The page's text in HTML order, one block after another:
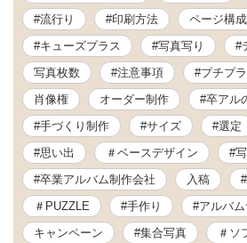
#流行り
#印刷方法
ページ構成
#キューズプラス
#写真写り #
写真枚数
#注意事項 #プチプラ
肖像権
オーダー制作
#卒アル
#手づくり制作
#サイズ #選定
#思い出
＃ベースデザイン
#
#卒業アルバム制作会社
入稿
＃PUZZLE
#手作り
#アルバ
キャンペーン
#集合写真
＃ソ